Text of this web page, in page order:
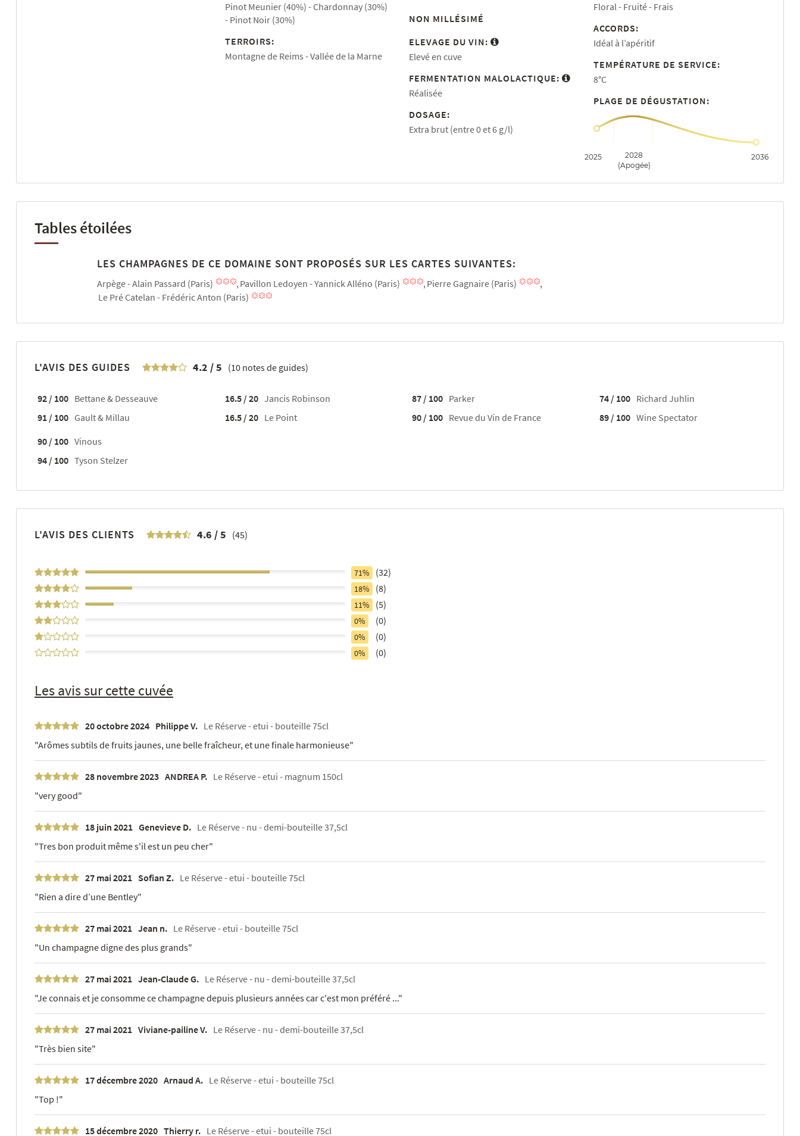
Pinot Meunier (40%)
Chardonnay (30%)
Pinot Noir (30%)
TERROIRS:
Montagne de Reims Vallée de la Marne
NON MILLÉSIMÉ
ELEVAGE DU VIN:
Elevé en cuve
FERMENTATION MALOLACTIQUE:
Réalisée
DOSAGE:
Extra brut (entre 0 et 6 g/l)
Floral
Fruité
Frais
ACCORDS:
Idéal à l’apéritif
TEMPÉRATURE DE SERVICE:
8°C
PLAGE DE DÉGUSTATION:
2025
2028
(Apogée)
2036
Tables étoilées
LES CHAMPAGNES DE CE DOMAINE SONT PROPOSÉS SUR LES CARTES SUIVANTES:
Arpège - Alain Passard (Paris) Pavillon Ledoyen - Yannick Alléno (Paris)
Pierre Gagnaire (Paris)
Le Pré Catelan - Frédéric Anton (Paris)
L'AVIS DES GUIDES 4.2 /5 (10 notes de guides)
92 / 100 Bettane & Desseauve
91 / 100 Gault & Millau
16.5 / 20 Jancis Robinson
16.5 / 20 Le Point
87 / 100 Parker
90 / 100 Revue du Vin de France
74 / 100 Richard Juhlin
89 / 100 Wine Spectator
90 / 100 Vinous
94 / 100 Tyson Stelzer
L'AVIS DES CLIENTS 4.6 /5 (45)
71% 71% (32)
18% 18% (8)
11% 11% (5)
0% (0)
0% (0)
0% (0)
Les avis sur cette cuvée
20 octobre 2024 Philippe V. Le Réserve - etui - bouteille 75cl
"Arômes subtils de fruits jaunes, une belle fraîcheur, et une finale harmonieuse"
28 novembre 2023 ANDREA P. Le Réserve - etui - magnum 150cl
"very good"
18 juin 2021 Genevieve D. Le Réserve - nu - demi-bouteille 37,5cl
"Tres bon produit même s'il est un peu cher"
27 mai 2021 Sofian Z. Le Réserve - etui - bouteille 75cl
"Rien a dire d’une Bentley"
27 mai 2021 Jean n. Le Réserve - etui - bouteille 75cl
"Un champagne digne des plus grands"
27 mai 2021 Jean-Claude G. Le Réserve - nu - demi-bouteille 37,5cl
"Je connais et je consomme ce champagne depuis plusieurs années car c'est mon préféré ..."
27 mai 2021 Viviane-pailine V. Le Réserve - nu - demi-bouteille 37,5cl
"Très bien site"
17 décembre 2020 Arnaud A. Le Réserve - etui - bouteille 75cl
"Top !"
15 décembre 2020 Thierry r. Le Réserve - etui - bouteille 75cl